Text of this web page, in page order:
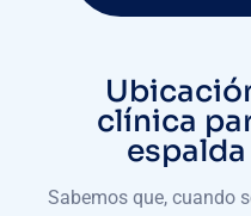
clínica
Sabemos que, cuando